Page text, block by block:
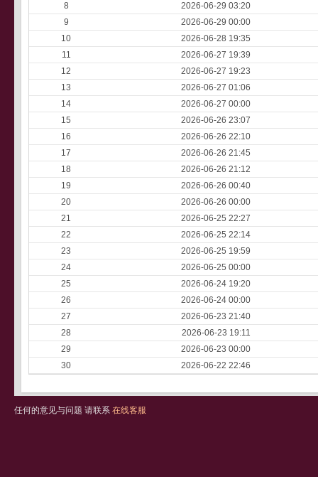
8
2026-06-29 03:20
9
2026-06-29 00:00
10
2026-06-28 19:35
11
2026-06-27 19:39
12
2026-06-27 19:23
13
2026-06-27 01:06
14
2026-06-27 00:00
15
2026-06-26 23:07
16
2026-06-26 22:10
17
2026-06-26 21:45
18
2026-06-26 21:12
19
2026-06-26 00:40
20
2026-06-26 00:00
21
2026-06-25 22:27
22
2026-06-25 22:14
23
2026-06-25 19:59
24
2026-06-25 00:00
25
2026-06-24 19:20
26
2026-06-24 00:00
27
2026-06-23 21:40
28
2026-06-23 19:11
29
2026-06-23 00:00
30
2026-06-22 22:46
任何的意见与问题 请联系 在线客服